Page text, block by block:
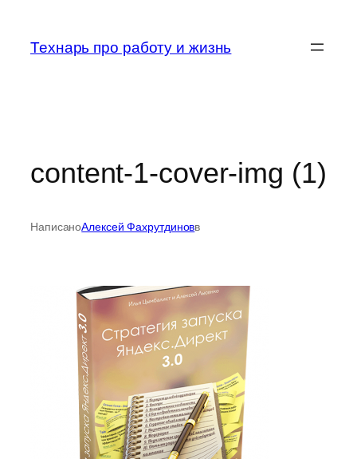
содержимому
Технарь про работу и жизнь
content-1-cover-img (1)
НаписаноАлексей Фахрутдиновв